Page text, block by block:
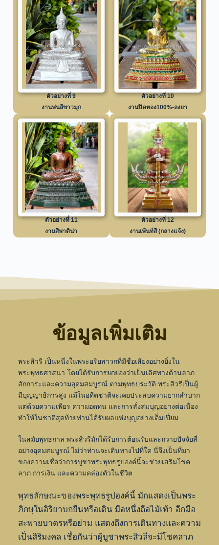
ตัวอย่างที่ 9
งานพ่นสีขาวมุก
ตัวอย่างที่ 10
งานปิดทอง100%-ลงยา
ตัวอย่างที่ 11
งานสีพาติน่า
ตัวอย่างที่ 12
งานเพ้นท์สี (กลางแจ้ง)
ข้อมูลเพิ่มเติม
พระสิวรี เป็นหนึ่งในพระอริยสาวกที่มีชื่อเสียงอย่างยิ่งใน
พระพุทธศาสนา โดยได้รับการยกย่องว่าเป็นเลิศทางด้านลาภ
สักการะและความอุดมสมบูรณ์ ตามพุทธประวัติ พระสิวรีเป็นผู้
มีบุญญาธิการสูง แม้ในอดีตชาติจะเคยประสบความยากลำบาก
แต่ด้วยความเพียร ความอดทน และการสั่งสมบุญอย่างต่อเนื่อง
ทำให้ในชาติสุดท้ายท่านได้รับผลแห่งบุญอย่างเต็มเปี่ยม
ในสมัยพุทธกาล พระสิวรีมักได้รับการต้อนรับและถวายปัจจัยสี่
อย่างอุดมสมบูรณ์ ไม่ว่าท่านจะเดินทางไปที่ใด นี่จึงเป็นที่มา
ของความเชื่อว่าการบูชาพระพุทธรูปองค์นี้จะช่วยเสริมโชค
ลาภ การเงิน และความคล่องตัวในชีวิต
พุทธลักษณะของพระพุทธรูปองค์นี้ มักแสดงเป็นพระ
ภิกษุในอิริยาบถยืนหรือเดิน มือหนึ่งถือไม้เท้า อีกมือ
สะพายบาตรหรือย่าม แสดงถึงการเดินทางและความ
เป็นสิริมงคล เชื่อกันว่าผู้บูชาพระสิวลีจะมีโชคลาภ